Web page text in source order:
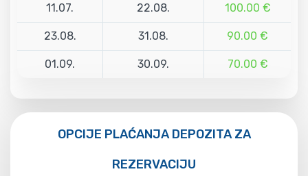
11.07. 22.08. 100.00 €
23.08. 31.08. 90.00 €
01.09. 30.09. 70.00 €
OPCIJE PLAĆANJA DEPOZITA ZA
REZERVACIJU